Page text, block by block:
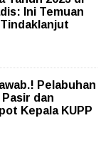
Ini Temuan
Pelabuhan
dan
Kepala KUPP